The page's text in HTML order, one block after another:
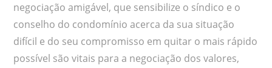
negociação amigável, que sensibilize o síndico e o
conselho do condomínio acerca da sua situação
difícil e do seu compromisso em quitar o mais rápido
possível são vitais para a negociação dos valores,